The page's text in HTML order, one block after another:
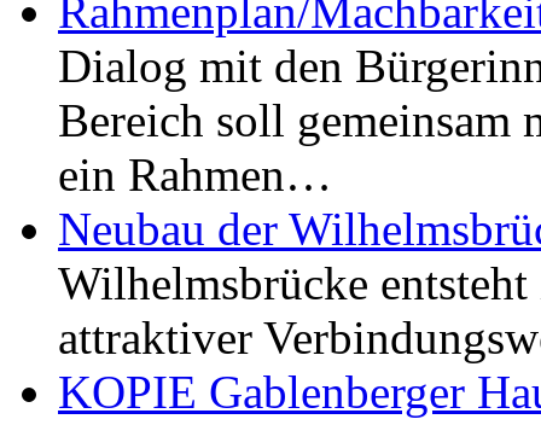
Rahmenplan/
Dialog mit den
Bereich soll gemeinsam
ein Rahmen…
Neubau der
Wilhelmsbrücke
attraktiver
KOPIE Gablenberger